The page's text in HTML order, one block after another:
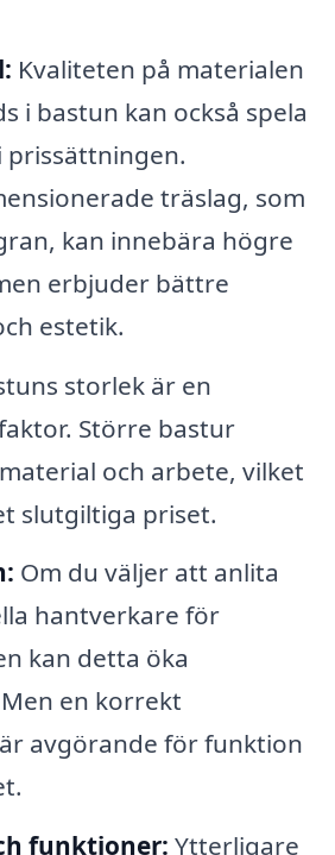
Kvaliteten på materialen
i bastun kan också spela
prissättningen.
träslag, som
kan innebära högre
erbjuder bättre
estetik.
storlek är en
Större bastur
och arbete, vilket
slutgiltiga priset.
Om du väljer att anlita
hantverkare för
kan detta öka
en korrekt
avgörande för funktion
funktioner: Ytterligare